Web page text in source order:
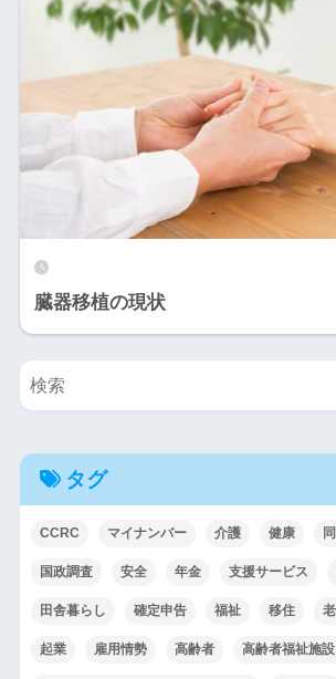
臓器移植の現状
タグ
CCRC マイナンバー 介護 健康
国政調査 安全 年金 支援サービス
田舎暮らし 確定申告 福祉 移住
起業 雇用情勢 高齢者 高齢者福祉施設